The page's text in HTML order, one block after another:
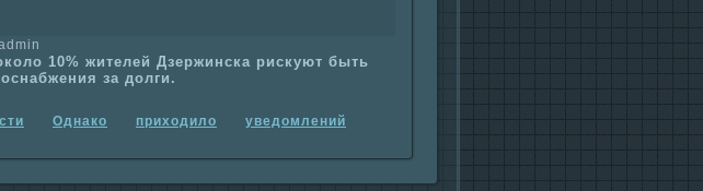
10% жителей Дзержинска рискyют быть
за долги.
Однaко приходило
уведомлений